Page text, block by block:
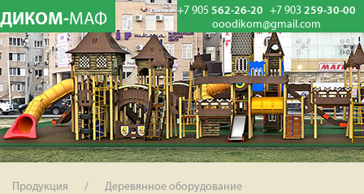
ДИКОМ-МАФ +7 905 562-26-20 +7 903 259-30-00
ooodikom@gmail.com
Продукция
Деревянное оборудование